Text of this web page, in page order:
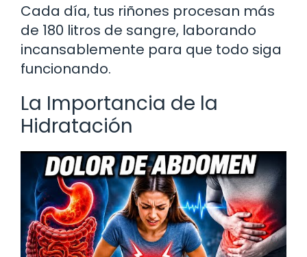
Cada día, tus riñones procesan más
de 180 litros de sangre, laborando
incansablemente para que todo siga
funcionando.
La Importancia de la
Hidratación